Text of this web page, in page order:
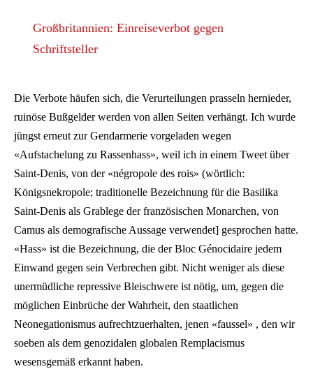
Großbritannien: Einreiseverbot gegen
Schriftsteller
Die Verbote häufen sich, die Verurteilungen prasseln hernieder,
ruinöse Bußgelder werden von allen Seiten verhängt. Ich wurde
jüngst erneut zur Gendarmerie vorgeladen wegen
«Aufstachelung zu Rassenhass», weil ich in einem Tweet über
Saint-Denis, von der «négropole des rois» (wörtlich:
Königsnekropole; traditionelle Bezeichnung für die Basilika
Saint-Denis als Grablege der französischen Monarchen, von
Camus als demografische Aussage verwendet] gesprochen hatte.
«Hass» ist die Bezeichnung, die der Bloc Génocidaire jedem
Einwand gegen sein Verbrechen gibt. Nicht weniger als diese
unermüdliche repressive Bleischwere ist nötig, um, gegen die
möglichen Einbrüche der Wahrheit, den staatlichen
Neonegationismus aufrechtzuerhalten, jenen «faussel» , den wir
soeben als dem genozidalen globalen Remplacismus
wesensgemäß erkannt haben.